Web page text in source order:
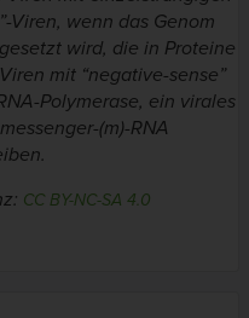
Viren, wenn das Genom
wird, die in Proteine
mit “negative-sense”
Polymerase, ein virales
(m)-RNA
CC BY-NC-SA 4.0